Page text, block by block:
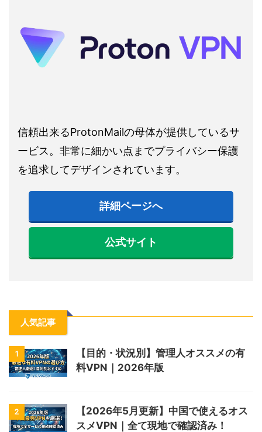
信頼出来るProtonMailの母体が提供しているサ
ービス。非常に細かい点までプライバシー保護
を追求してデザインされています。
詳細ページへ
公式サイト
人気記事
1
【目的・状況別】管理人オススメの有
料VPN｜2026年版
2
【2026年5月更新】中国で使えるオス
スメVPN｜全て現地で確認済み！